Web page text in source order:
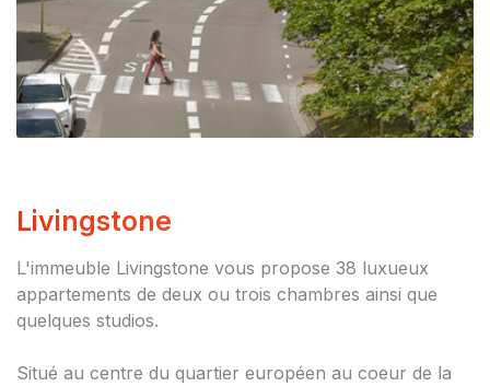
Livingstone
L'immeuble Livingstone vous propose 38 luxueux
appartements de deux ou trois chambres ainsi que
quelques studios.
Situé au centre du quartier européen au coeur de la